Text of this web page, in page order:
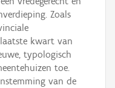
Zoals
kwart van
typologisch
toe.
van de